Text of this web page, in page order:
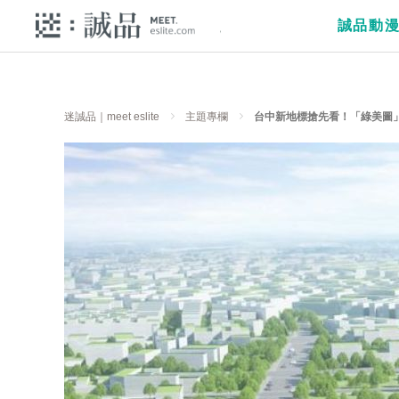
誠品動
迷誠品｜meet eslite 主題專欄 台中新地標搶先看！「綠美圖